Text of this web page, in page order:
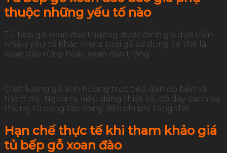
thuộc những yếu tố nào
Tủ bếp gỗ xoan đào thường được định giá dựa trên
nhiều yếu tố khác nhau. Loại gỗ sử dụng có thể là
xoan đào rừng hoặc xoan đào trồng.
Chất lượng gỗ ảnh hưởng trực tiếp đến độ bền và
thẩm mỹ. Ngoài ra, kiểu dáng thiết kế, độ dày cánh và
thùng tủ cũng tác động đến chi phí tổng thể.
Hạn chế thực tế khi tham khảo giá
tủ bếp gỗ xoan đào